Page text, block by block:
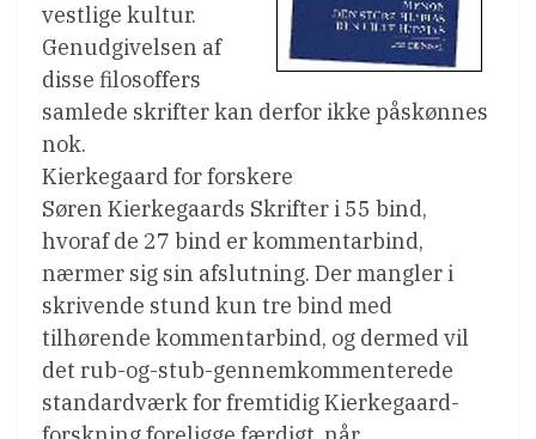
vestlige kultur.
Genudgivelsen af
disse filosoffers
samlede skrifter kan derfor ikke påskønnes
nok.
Kierkegaard for forskere
Søren Kierkegaards Skrifter i 55 bind,
hvoraf de 27 bind er kommentarbind,
nærmer sig sin afslutning. Der mangler i
skrivende stund kun tre bind med
tilhørende kommentarbind, og dermed vil
det rub-og-stub-gennemkommenterede
standardværk for fremtidig Kierkegaard-